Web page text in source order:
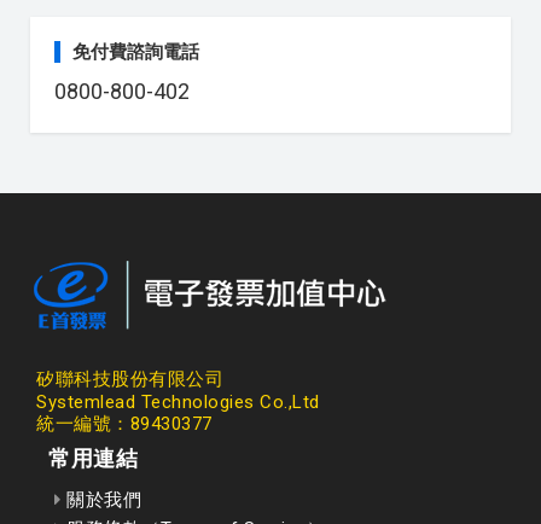
免付費諮詢電話
0800-800-402
矽聯科技股份有限公司
Systemlead Technologies Co.,Ltd
統一編號：89430377
常用連結
關於我們